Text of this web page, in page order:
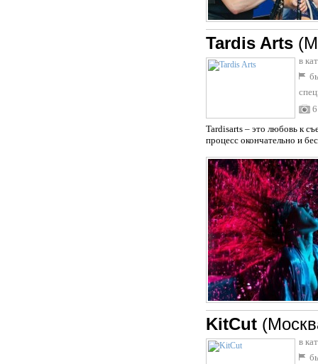
Tardis Arts
в
6
Tardisarts – это любовь к
процесс окончательно и
KitCut
в